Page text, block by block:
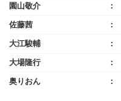
園山敬介
佐藤茜
大江駿輔
大場隆行
奥りおん